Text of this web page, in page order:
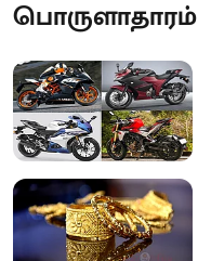
பொருளாதாரம்